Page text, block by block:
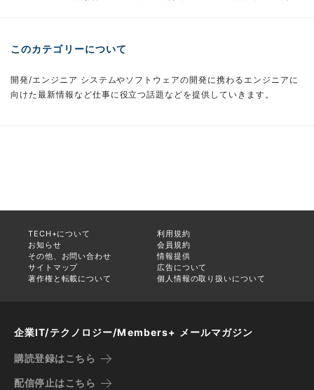
このカテゴリーについて
開発/エンジニア システムやソフトウェアの開発に携わるエンジニアに
向けた最新情報など仕事に役立つ話題などを提供していきます。
TECH+について
利用規約
お知らせ
会員規約
その他、お問い合わせ
情報提供
サイトマップ
広告について
著作権と転載について
個人情報の取り扱いについて
企業IT/テクノロジー/Members+ メールマガジン
購読登録はこちら
配信停止はこちら